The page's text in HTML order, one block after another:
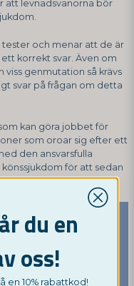
att levnadsvanorna bör
tester och menar att de är
korrekt svar. Även om
genmutation så krävs
svar på frågan om detta
kan göra jobbet för
som oroar sig efter ett
den ansvarsfulla
för att sedan
du en
oss!
en 10% rabattkod!